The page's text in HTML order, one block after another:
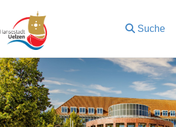
Zum Hauptinhalt springen
Suche